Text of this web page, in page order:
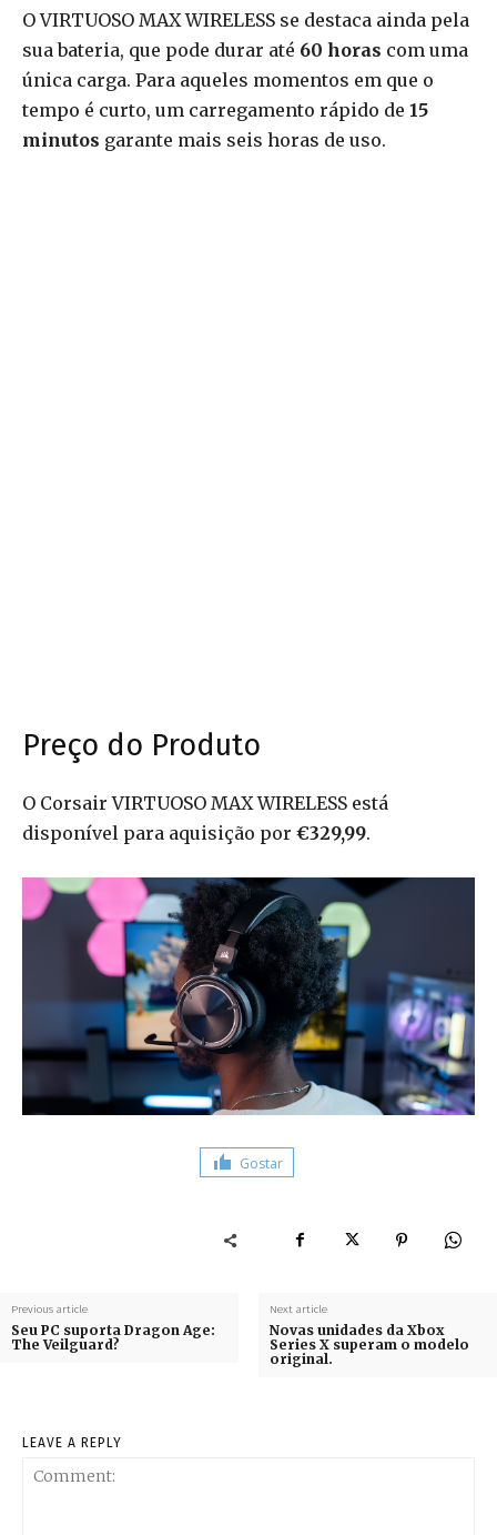
O VIRTUOSO MAX WIRELESS se destaca ainda pela
sua bateria, que pode durar até 60 horas com uma
única carga. Para aqueles momentos em que o
tempo é curto, um carregamento rápido de 15
minutos garante mais seis horas de uso.
Preço do Produto
O Corsair VIRTUOSO MAX WIRELESS está
disponível para aquisição por €329,99.
Gostar
Previous article
Seu PC suporta Dragon Age:
The Veilguard?
Next article
Novas unidades da Xbox
Series X superam o modelo
original.
LEAVE A REPLY